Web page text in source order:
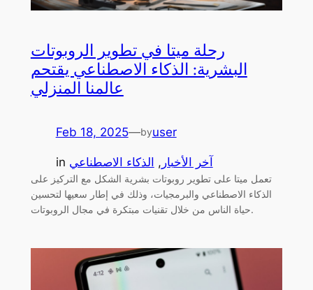
رحلة ميتا في تطوير الروبوتات
البشرية: الذكاء الاصطناعي يقتحم
عالمنا المنزلي
Feb 18, 2025—byuser
in آخر الأخبار , الذكاء الاصطناعي
تعمل ميتا على تطوير روبوتات بشرية الشكل مع التركيز على
الذكاء الاصطناعي والبرمجيات، وذلك في إطار سعيها لتحسين
حياة الناس من خلال تقنيات مبتكرة في مجال الروبوتات.